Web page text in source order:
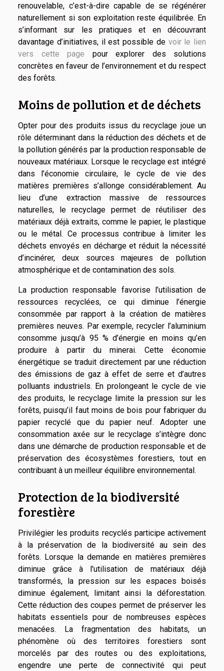
renouvelable, c’est-à-dire capable de se régénérer
naturellement si son exploitation reste équilibrée. En
s’informant sur les pratiques et en découvrant
davantage d’initiatives, il est possible de voir le lien
vers cette page pour explorer des solutions
concrètes en faveur de l’environnement et du respect
des forêts.
Moins de pollution et de déchets
Opter pour des produits issus du recyclage joue un
rôle déterminant dans la réduction des déchets et de
la pollution générés par la production responsable de
nouveaux matériaux. Lorsque le recyclage est intégré
dans l’économie circulaire, le cycle de vie des
matières premières s’allonge considérablement. Au
lieu d’une extraction massive de ressources
naturelles, le recyclage permet de réutiliser des
matériaux déjà extraits, comme le papier, le plastique
ou le métal. Ce processus contribue à limiter les
déchets envoyés en décharge et réduit la nécessité
d’incinérer, deux sources majeures de pollution
atmosphérique et de contamination des sols.
La production responsable favorise l’utilisation de
ressources recyclées, ce qui diminue l’énergie
consommée par rapport à la création de matières
premières neuves. Par exemple, recycler l’aluminium
consomme jusqu’à 95 % d’énergie en moins qu’en
produire à partir du minerai. Cette économie
énergétique se traduit directement par une réduction
des émissions de gaz à effet de serre et d’autres
polluants industriels. En prolongeant le cycle de vie
des produits, le recyclage limite la pression sur les
forêts, puisqu’il faut moins de bois pour fabriquer du
papier recyclé que du papier neuf. Adopter une
consommation axée sur le recyclage s’intègre donc
dans une démarche de production responsable et de
préservation des écosystèmes forestiers, tout en
contribuant à un meilleur équilibre environnemental.
Protection de la biodiversité
forestière
Privilégier les produits recyclés participe activement
à la préservation de la biodiversité au sein des
forêts. Lorsque la demande en matières premières
diminue grâce à l'utilisation de matériaux déjà
transformés, la pression sur les espaces boisés
diminue également, limitant ainsi la déforestation.
Cette réduction des coupes permet de préserver les
habitats essentiels pour de nombreuses espèces
menacées. La fragmentation des habitats, un
phénomène où des territoires forestiers sont
morcelés par des routes ou des exploitations,
engendre une perte de connectivité qui peut